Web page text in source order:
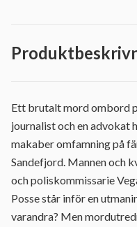
Ett brutalt mord ombord
journalist och en advokat
makaber omfamning på
Sandefjord. Mannen och
och poliskommissarie
Posse står inför en
varandra? Men